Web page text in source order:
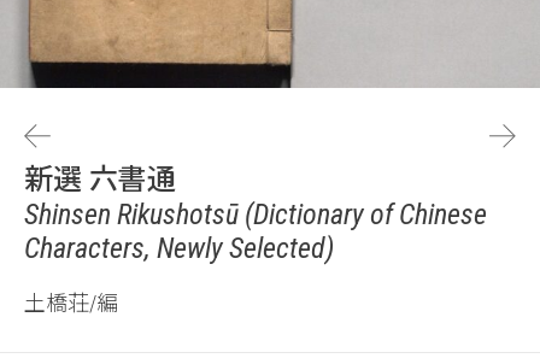
新選 六書通
Shinsen Rikushotsū (Dictionary of Chinese
Characters, Newly Selected)
土橋荘/編